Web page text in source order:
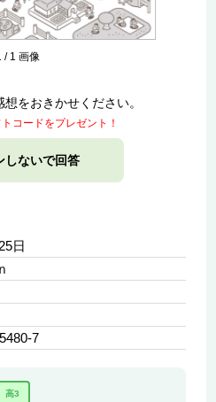
/ 1 画像
をおきかせください。
コードをプレゼント！
しないで回答
日
7
高3